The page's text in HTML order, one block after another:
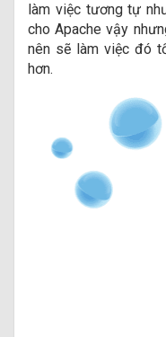
làm việc tương tự
cho Apache vậy
nên sẽ làm việc đó
hơn.